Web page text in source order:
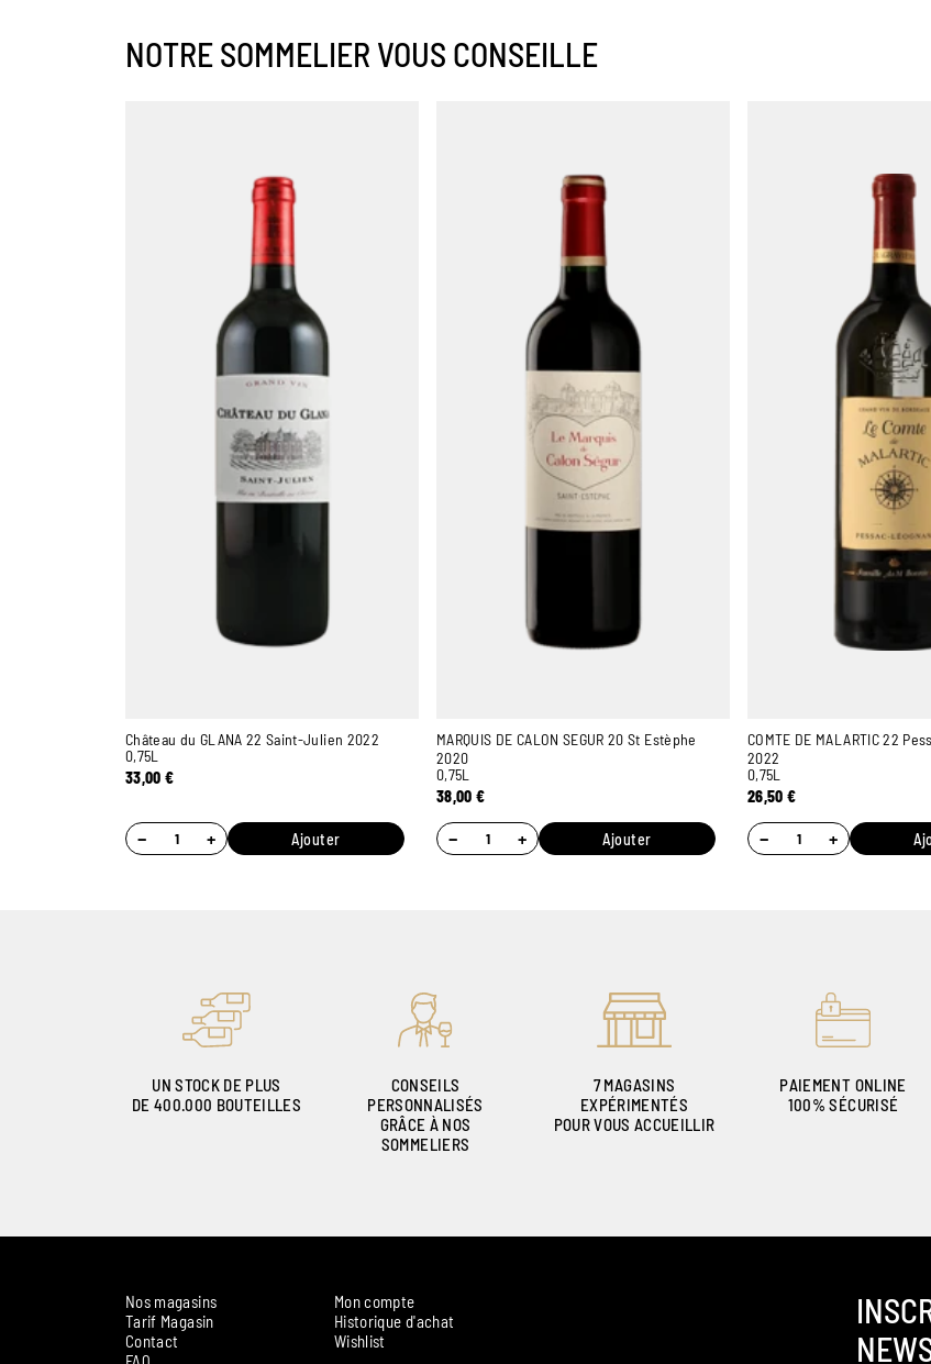
NOTRE SOMMELIER VOUS CONSEILLE
Château du GLANA 22 Saint-Julien 2022
0,75L
33,00€
− + Ajouter
MARQUIS DE CALON SEGUR 20 St Estèphe
2020
0,75L
38,00€
− + Ajouter
COMTE DE MALARTIC 22
2022
0,75L
26,50€
− +
UN STOCK DE PLUS
DE 400.000 BOUTEILLES
CONSEILS
PERSONNALISÉS
GRÂCE À NOS
SOMMELIERS
7 MAGASINS
EXPÉRIMENTÉS
POUR VOUS ACCUEILLIR
PAIEMENT ONLINE
100% SÉCURISÉ
Nos magasins
Tarif Magasin
Contact
Mon compte
Historique d'achat
Wishlist